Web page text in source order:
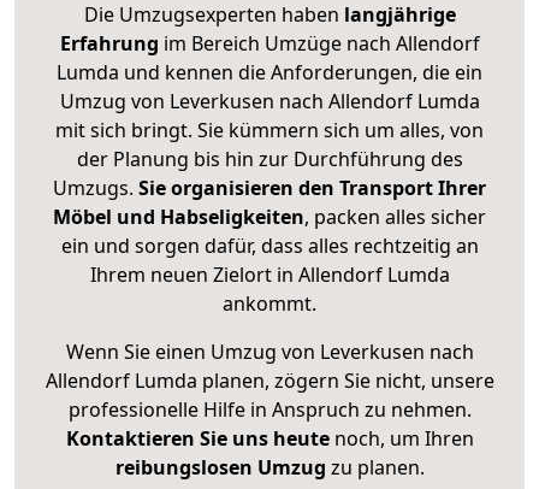
Die Umzugsexperten haben langjährige
Erfahrung im Bereich Umzüge nach Allendorf
Lumda und kennen die Anforderungen, die ein
Umzug von Leverkusen nach Allendorf Lumda
mit sich bringt. Sie kümmern sich um alles, von
der Planung bis hin zur Durchführung des
Umzugs. Sie organisieren den Transport Ihrer
Möbel und Habseligkeiten, packen alles sicher
ein und sorgen dafür, dass alles rechtzeitig an
Ihrem neuen Zielort in Allendorf Lumda
ankommt.
Wenn Sie einen Umzug von Leverkusen nach
Allendorf Lumda planen, zögern Sie nicht, unsere
professionelle Hilfe in Anspruch zu nehmen.
Kontaktieren Sie uns heutenoch, um Ihren
reibungslosen Umzug zu planen.